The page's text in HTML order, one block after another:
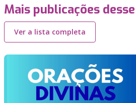
Mais publicações
Ver a lista completa